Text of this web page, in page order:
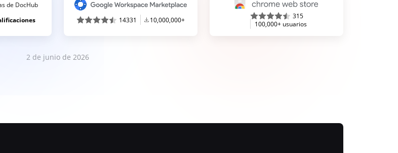
de DocHub
14331 10,000,000+
315
100,000+ usuarios
2 de junio de 2026